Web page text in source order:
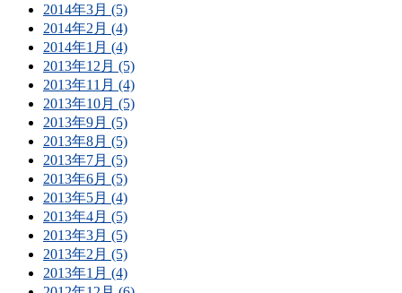
2014年3月 (5)
2014年2月 (4)
2014年1月 (4)
2013年12月 (5)
2013年11月 (4)
2013年10月 (5)
2013年9月 (5)
2013年8月 (5)
2013年7月 (5)
2013年6月 (5)
2013年5月 (4)
2013年4月 (5)
2013年3月 (5)
2013年2月 (5)
2013年1月 (4)